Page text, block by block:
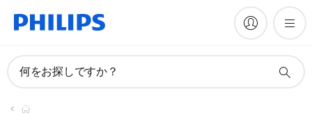
何をお探しですか？